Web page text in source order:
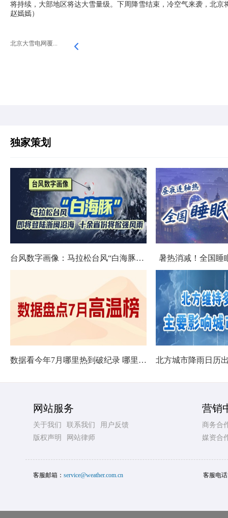
将持续，大部地区将达大雪量级。下周降雪结束，冷空气来袭，北
赵嫣嫣）
北京大雪电网覆...
独家策划
台风数字画像：马拉松台风“白海豚”将影响十余省份 暑热消减！全国睡
数据看今年7月哪里热到破纪录 哪里暑热连轴转
网站服务
关于我们 联系我们
用户反馈
版权声明
网站律师
营销
商务合
媒资合
客服邮箱： service@weather.com.cn 客服电